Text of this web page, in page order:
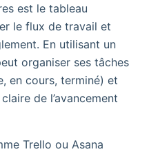
est le tableau
le flux de travail et
En utilisant un
organiser ses tâches
en cours, terminé) et
de l’avancement
Trello ou Asana